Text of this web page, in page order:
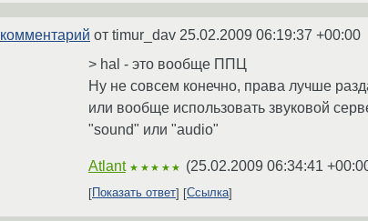
комментарий от timur_dav 25.02.2009 06:19:37 +00:00
> hal - это вообще ППЦ
Ну не совсем конечно, права лучше
или вообще использовать звуковой
"sound" или "audio"
Atlant ★★★★★ (25.02.2009 06:34:41
Показать ответ Ссылка